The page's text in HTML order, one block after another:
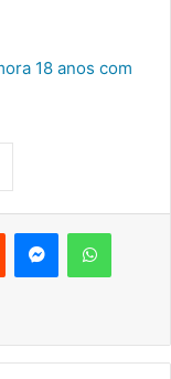
18 anos com